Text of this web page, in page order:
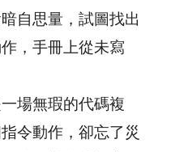
自思量，試圖找出
，手冊上從未寫
場無瑕的代碼複
令動作，卻忘了災